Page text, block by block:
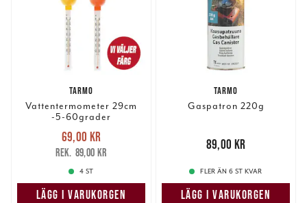
TRÄDGÅRDSPRODUKTER
För trädgårdsentusiaster erbjuder Tarmo ett brett sortiment av
trädgård i toppskick.
TARMO
Vattentermometer 29cm
-5-60grader
Nuvarande pris
69,00 krTidigare pris
89,00 kr
69,00 kr
89,00 kr
4 ST
LÄGG I VARUKORGEN
TARMO
Gaspatron 220g
89,00 kr
89,00 kr
FLER ÄN 6 ST KVAR
LÄGG I VARUKORGEN